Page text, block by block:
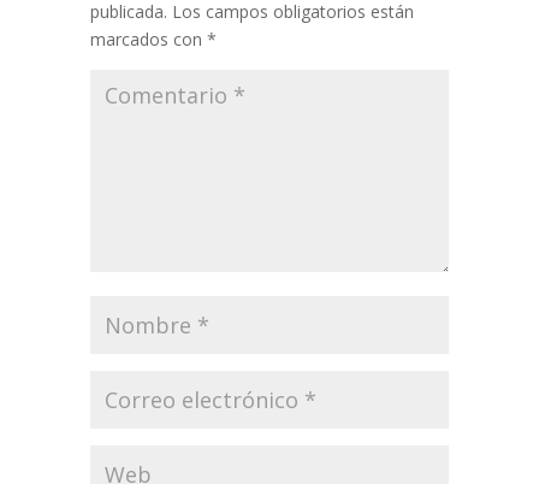
publicada. Los campos obligatorios están
marcados con *